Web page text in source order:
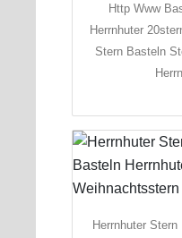
Http Www
Herrnhuter
Stern Basteln
Herrnhuter